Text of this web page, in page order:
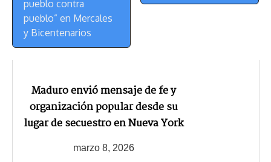
pueblo contra
pueblo” en Mercales
y Bicentenarios
Maduro envió mensaje de fe y
organización popular desde su
lugar de secuestro en Nueva York
marzo 8, 2026